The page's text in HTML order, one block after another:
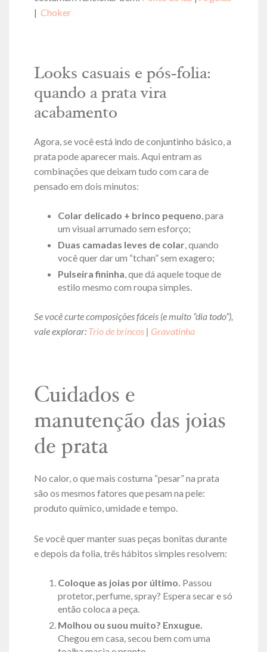
| Choker
Looks casuais e pós-folia:
quando a prata vira
acabamento
Agora, se você está indo de conjuntinho básico, a
prata pode aparecer mais. Aqui entram as
combinações que deixam tudo com cara de
pensado em dois minutos:
Colar delicado + brinco pequeno , para
um visual arrumado sem esforço;
Duas camadas leves de colar, quando
você quer dar um “tchan” sem exagero;
Pulseira fininha , que dá aquele toque de
estilo mesmo com roupa simples.
Se você curte composições fáceis (e muito “dia todo”),
vale explorar: Trio de brincos| Gravatinha
Cuidados e
manutenção das joias
de prata
No calor, o que mais costuma “pesar” na prata
são os mesmos fatores que pesam na pele:
produto químico, umidade e tempo.
Se você quer manter suas peças bonitas durante
e depois da folia, três hábitos simples resolvem:
Coloque as joias por último. Passou
protetor, perfume, spray? Espera secar e só
então coloca a peça.
Molhou ou suou muito? Enxugue.
Chegou em casa, secou bem com uma